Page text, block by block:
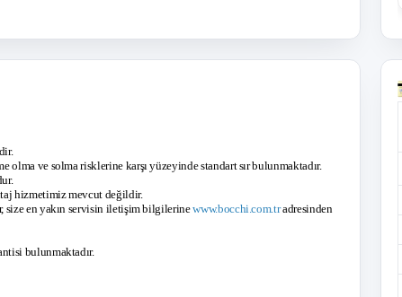
olma ve solma risklerine karşı yüzeyinde standart sır bulunmaktadır.
hizmetimiz mevcut değildir.
size en yakın servisin iletişim bilgilerinewww.bocchi.com.tradresinden
bulunmaktadır.